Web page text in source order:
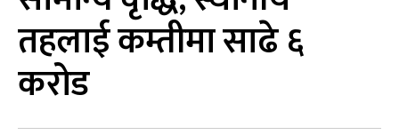
तहलाई कम्तीमा साढे ६
करोड